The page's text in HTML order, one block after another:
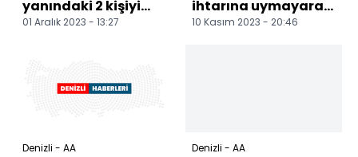
yanındaki 2 kişiyi
öldürdüğü iddia
01 Aralık 2023 - 13:27
ihtarına uymayarak
kaçan araç
10 Kasım 2023 - 20:46
Denizli - AA Denizli - AA